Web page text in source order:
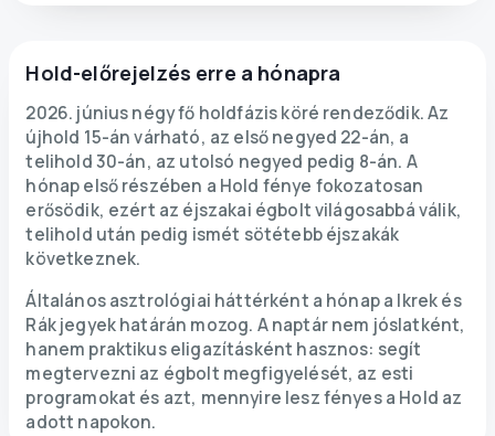
Hold-előrejelzés erre a hónapra
2026. június négy fő holdfázis köré rendeződik. Az
újhold 15-án várható, az első negyed 22-án, a
telihold 30-án, az utolsó negyed pedig 8-án. A
hónap első részében a Hold fénye fokozatosan
erősödik, ezért az éjszakai égbolt világosabbá válik,
telihold után pedig ismét sötétebb éjszakák
következnek.
Általános asztrológiai háttérként a hónap a Ikrek és
Rák jegyek határán mozog. A naptár nem jóslatként,
hanem praktikus eligazításként hasznos: segít
megtervezni az égbolt megfigyelését, az esti
programokat és azt, mennyire lesz fényes a Hold az
adott napokon.